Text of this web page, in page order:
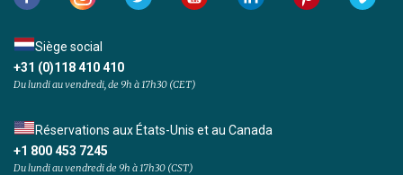
Siège social
+31 (0)118 410 410
Du lundi au vendredi, de 9h à 17h30 (CET)
Réservations aux États-Unis et au Canada
+1 800 453 7245
Du lundi au vendredi de 9h à 17h30 (CST)